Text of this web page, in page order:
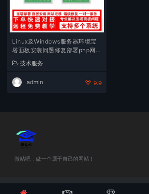
Linux及Windows服务器环境宝
塔面板安装问题修复部署php网站
维护
技术服务
admin 9.9
微站吧，做一个属于自己的网站！
©2018-2025 微站吧 站内部分资源收集于网络，